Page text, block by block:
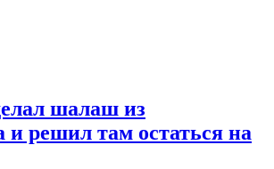
шалаш из
и решил там остаться на